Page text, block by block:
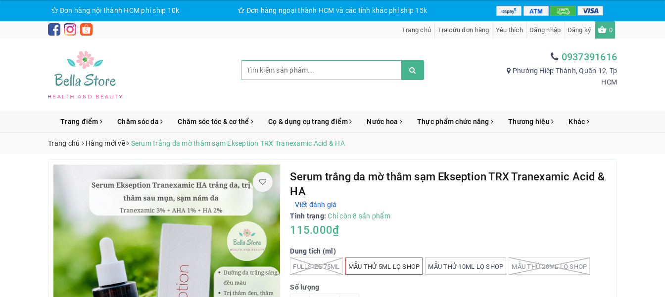
Đơn hàng nội thành HCM phí ship 10k Đơn hàng ngoại thành HCM và các tỉnh khác phí ship 15k
Trang chủ Tra cứu đơn hàng Yêu thích Đăng nhập Đăng ký 0
0937391616
Phường Hiệp Thành, Quận 12, Tp
HCM
Trang điểm Chăm sóc da Chăm sóc tóc & cơ thể Cọ & dụng cụ trang điểm Nước hoa Thực phẩm chức năng Thương hiệu Khác
Trang chủ Hàng mới về Serum trắng da mờ thâm sạm Ekseption TRX Tranexamic Acid & HA
Serum trắng da mờ thâm sạm Ekseption TRX Tranexamic Acid &
HA
Viết đánh giá
Tình trạng: Chỉ còn 8 sản phẩm
115.000₫
Dung tích (ml)
FULLSIZE 75ML MẪU THỬ 5ML LỌ SHOP MẪU THỬ 10ML LỌ SHOP MẪU THỬ 20ML LỌ SHOP
Số lượng